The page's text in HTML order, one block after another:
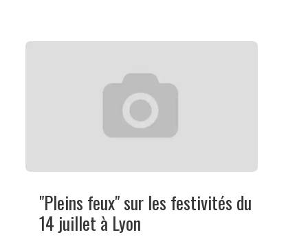
"Pleins feux" sur les festivités du
14 juillet à Lyon